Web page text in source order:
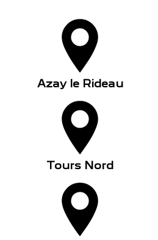
Azay le Rideau
Tours Nord